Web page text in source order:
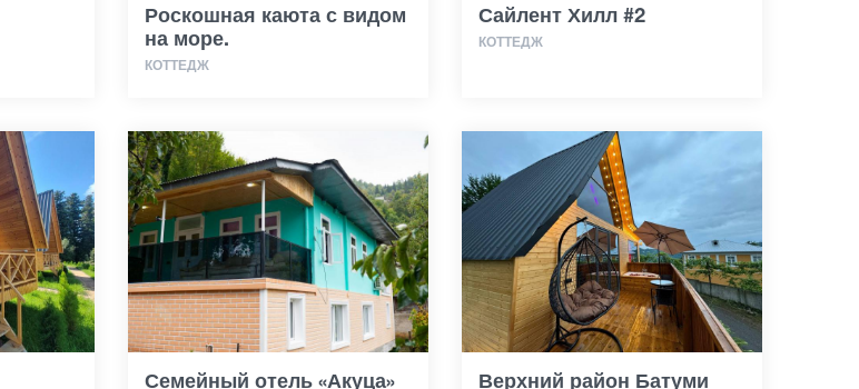
Роскошная каюта с видом
на море.
КОТТЕДЖ
Сайлент Хилл #2
КОТТЕДЖ
Семейный отель «Акуца» Верхний район Батуми